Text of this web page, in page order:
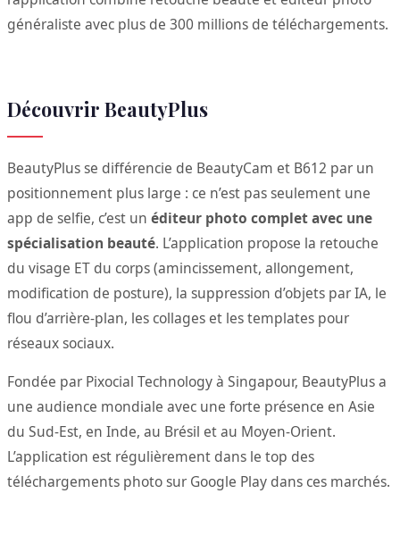
généraliste avec plus de 300 millions de téléchargements.
Découvrir BeautyPlus
BeautyPlus se différencie de BeautyCam et B612 par un
positionnement plus large : ce n’est pas seulement une
app de selfie, c’est un éditeur photo complet avec une
spécialisation beauté. L’application propose la retouche
du visage ET du corps (amincissement, allongement,
modification de posture), la suppression d’objets par IA, le
flou d’arrière-plan, les collages et les templates pour
réseaux sociaux.
Fondée par Pixocial Technology à Singapour, BeautyPlus a
une audience mondiale avec une forte présence en Asie
du Sud-Est, en Inde, au Brésil et au Moyen-Orient.
L’application est régulièrement dans le top des
téléchargements photo sur Google Play dans ces marchés.